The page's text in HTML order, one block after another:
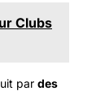
Clubs
par des